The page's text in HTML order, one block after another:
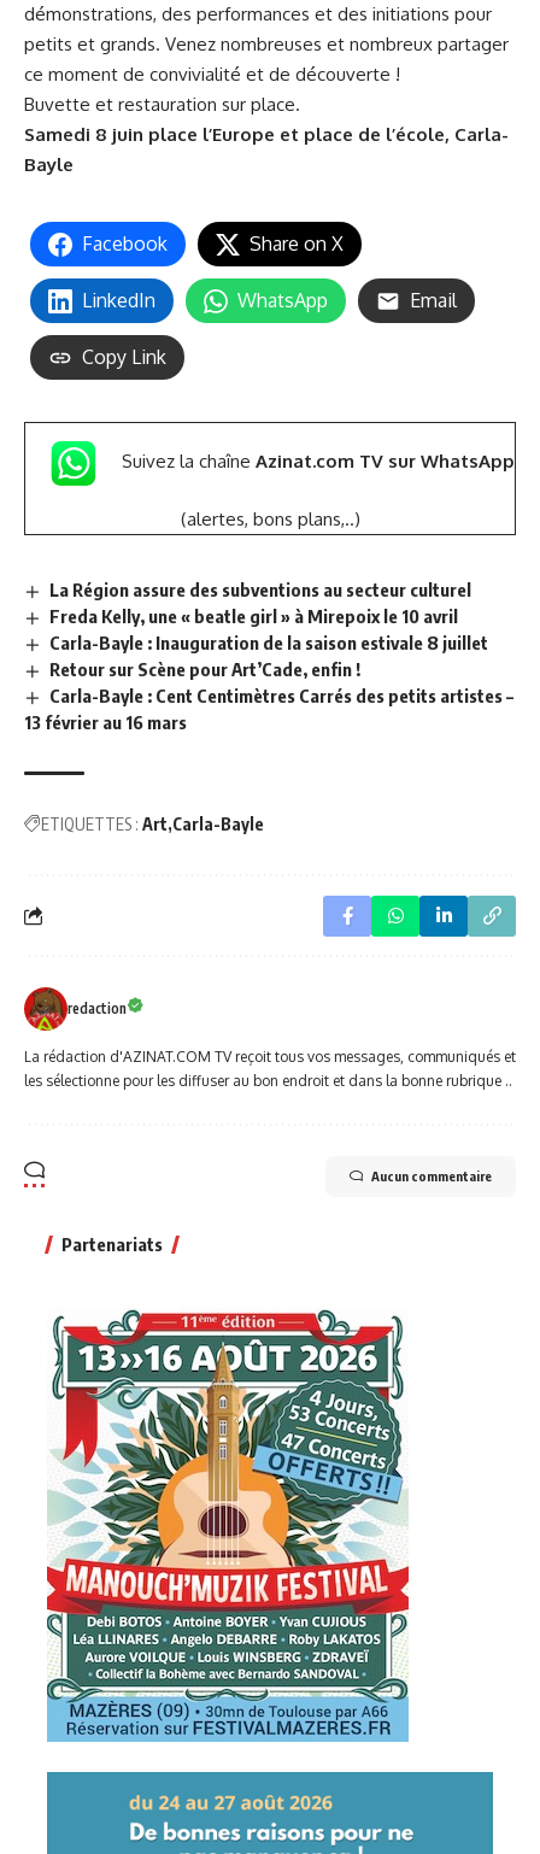
démonstrations, des performances et des initiations pour
petits et grands. Venez nombreuses et nombreux partager
ce moment de convivialité et de découverte !
Buvette et restauration sur place.
Samedi 8 juin place l’Europe et place de l’école, Carla-
Bayle
Facebook Share on X
LinkedIn WhatsApp Email
Copy Link
Suivez la chaîne Azinat.com TV sur WhatsApp
(alertes, bons plans,..)
La Région assure des subventions au secteur culturel
Freda Kelly, une « beatle girl » à Mirepoix le 10 avril
Carla-Bayle : Inauguration de la saison estivale 8 juillet
Retour sur Scène pour Art’Cade, enfin !
Carla-Bayle : Cent Centimètres Carrés des petits artistes –
13 février au 16 mars
ETIQUETTES : Art Carla-Bayle
redaction
La rédaction d'AZINAT.COM TV reçoit tous vos messages, communiqués et
les sélectionne pour les diffuser au bon endroit et dans la bonne rubrique ..
Aucun commentaire
Partenariats